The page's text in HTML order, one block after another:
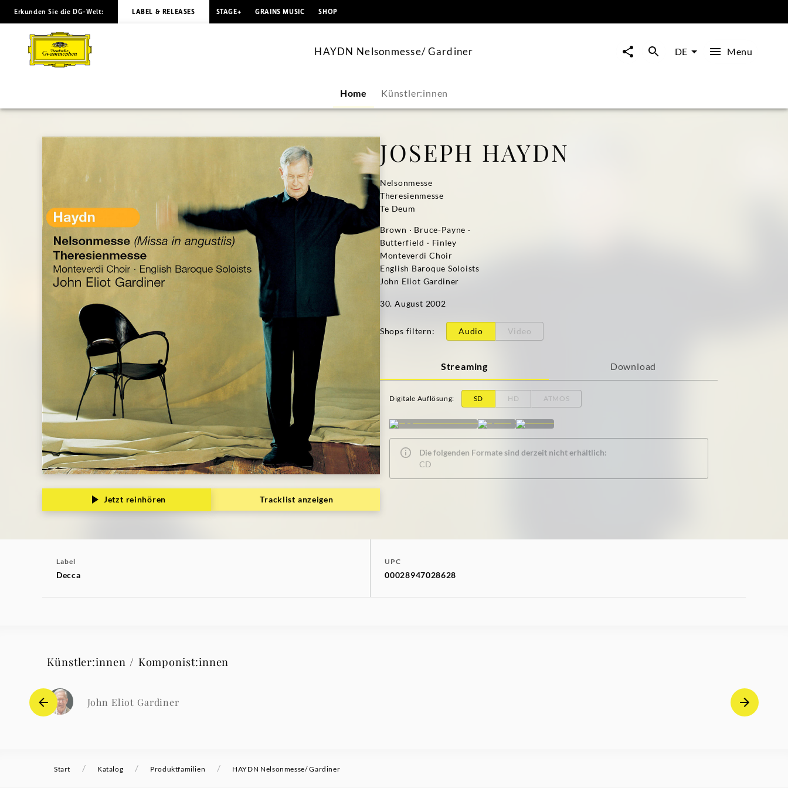
HAYDN
Nelsonmesse/
|
Deutsche
Grammophon
Erkunden Sie die DG-Welt: LABEL & RELEASES STAGE+ GRAINS MUSIC SHOP
HAYDN Nelsonmesse/ Gardiner DE Menu
Home Künstler:innen
Jetzt reinhören Tracklist anzeigen
JOSEPH HAYDN
Nelsonmesse
Theresienmesse
Te Deum
Brown · Bruce-Payne ·
Butterfield · Finley
Monteverdi Choir
English Baroque Soloists
John Eliot Gardiner
30. August 2002
Shops filtern: Audio Video
Streaming Download
Digitale Auflösung: SD HD ATMOS
Die folgenden Formate sind derzeit nicht erhältlich:
CD
Label
Decca
UPC
00028947028628
Künstler:innen / Komponist:innen
John Eliot Gardiner
Start / Katalog / Produktfamilien / HAYDN Nelsonmesse/ Gardiner